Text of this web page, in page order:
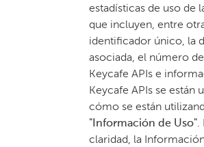
estadísticas de uso de
que incluyen, entre
identificador único, la
asociada, el número
Keycafe APIs e
Keycafe APIs se están
cómo se están
"Información de Uso".
claridad, la